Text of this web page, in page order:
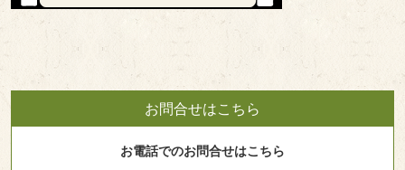
お問合せはこちら
お電話でのお問合せはこちら